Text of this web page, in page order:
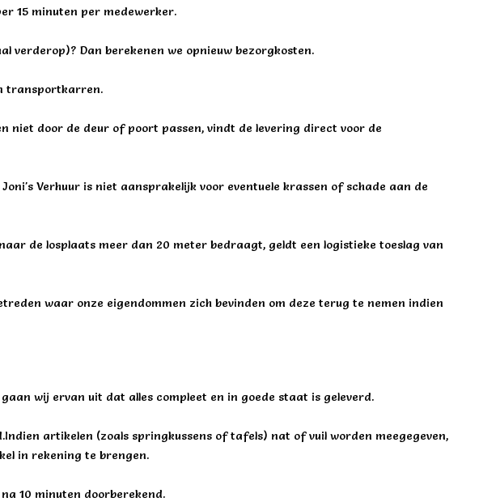
15 minuten per medewerker.
verderop)? Dan berekenen we opnieuw bezorgkosten.
transportkarren.
niet door de deur of poort passen, vindt de levering direct voor de
Verhuur is niet aansprakelijk voor eventuele krassen of schade aan de
de losplaats meer dan 20 meter bedraagt, geldt een logistieke toeslag van
waar onze eigendommen zich bevinden om deze terug te nemen indien
wij ervan uit dat alles compleet en in goede staat is geleverd.
artikelen (zoals springkussens of tafels) nat of vuil worden meegegeven,
in rekening te brengen.
10 minuten doorberekend.